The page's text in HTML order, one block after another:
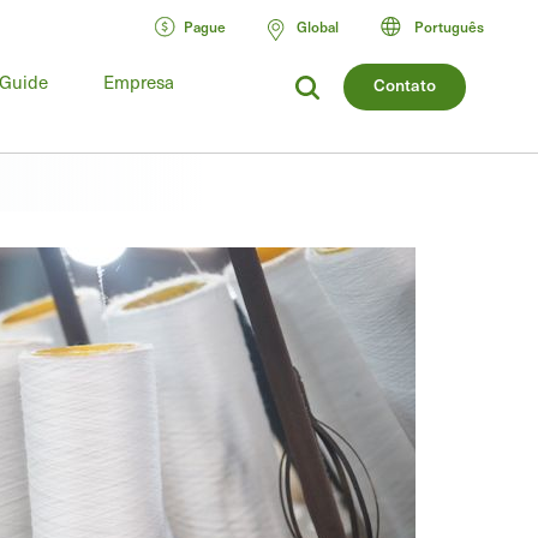
Contato
Empresa
Pague Global Português